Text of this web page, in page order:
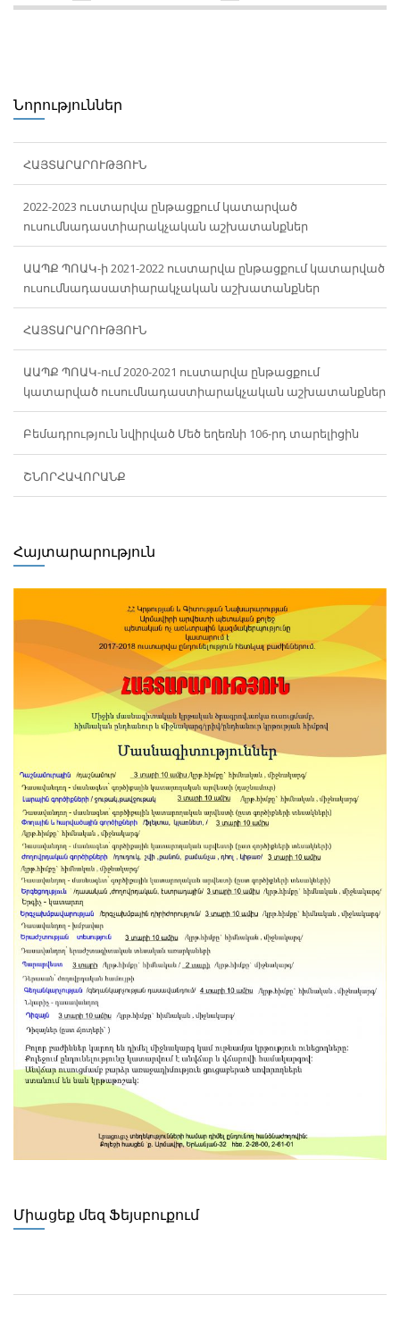
Նորություններ
ՀԱՅՏԱՐԱՐՈՒԹՅՈՒՆ
2022-2023 ուստարվա ընթացքում կատարված
ուսումնադաստիարակչական աշխատանքներ
ԱԱՊՔ ՊՈԱԿ-ի 2021-2022 ուստարվա ընթացքում կատարված
ուսումնադասատիարակչական աշխատանքներ
ՀԱՅՏԱՐԱՐՈՒԹՅՈՒՆ
ԱԱՊՔ ՊՈԱԿ-ում 2020-2021 ուստարվա ընթացքում
կատարված ուսումնադաստիարակչական աշխատանքներ
Բեմադրություն նվիրված Մեծ եղեռնի 106-րդ տարելիցին
ՇՆՈՐՀԱՎՈՐԱՆՔ
Հայտարարություն
Միացեք մեզ Ֆեյսբուքում